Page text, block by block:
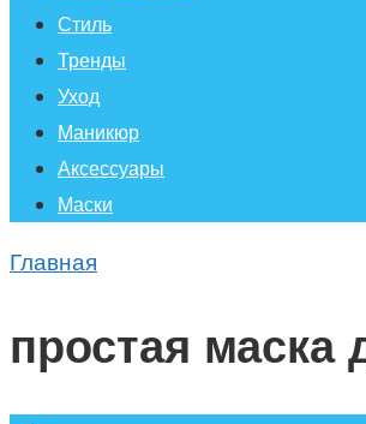
Стиль
Тренды
Уход
Маникюр
Аксессуары
Маски
Главная
простая маска